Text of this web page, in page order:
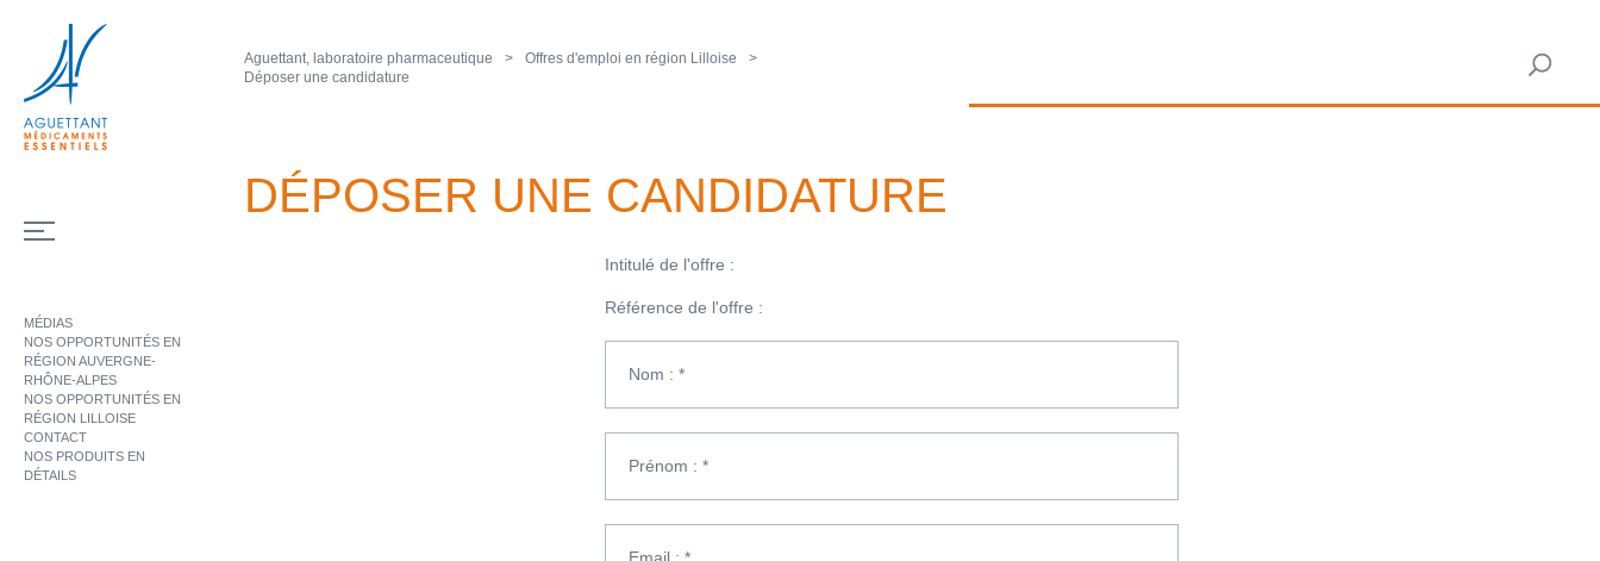
MÉDIAS
NOS OPPORTUNITÉS EN
RÉGION AUVERGNE-
RHÔNE-ALPES
NOS OPPORTUNITÉS EN
RÉGION LILLOISE
CONTACT
NOS PRODUITS EN
DÉTAILS
Aguettant, laboratoire pharmaceutique
Offres d'emploi en région Lilloise
Déposer une candidature
DÉPOSER UNE CANDIDATURE
Intitulé de l'offre :
Référence de l'offre :
Nom : *
Prénom : *
Email : *